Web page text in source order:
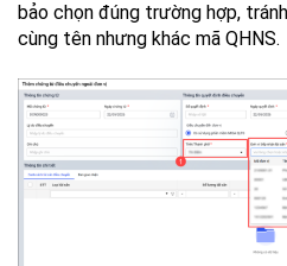
bảo chọn đúng trường hợp,
cùng tên nhưng khác mã QHNS.